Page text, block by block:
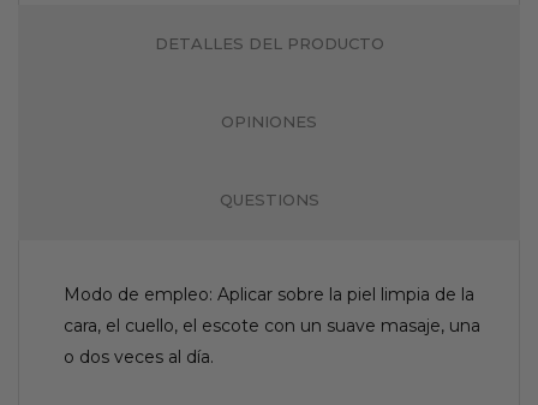
DETALLES DEL PRODUCTO
OPINIONES
QUESTIONS
Modo de empleo: Aplicar sobre la piel limpia de la
cara, el cuello, el escote con un suave masaje, una
o dos veces al día.